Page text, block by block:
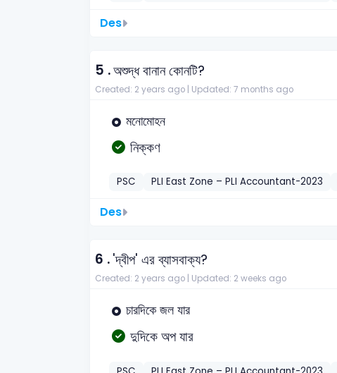
Des
5 .অশুদ্ধ বানান কোনটি?
Created: 2 years ago | Updated: 7 months ago
মনোমোহন
নিক্কণ
PSC PLI East Zone – PLI Accountant-2023
Des
6 .'দ্বীপ' এর ব্যাসবাক্য?
Created: 2 years ago | Updated: 2 weeks ago
চারদিকে জল যার
দুদিকে অপ যার